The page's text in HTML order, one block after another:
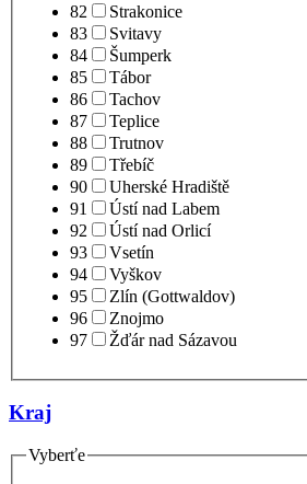
82
Strakonice
83
Svitavy
84
Šumperk
85
Tábor
86
Tachov
87
Teplice
88
Trutnov
89
Třebíč
90
Uherské Hradiště
91
Ústí nad Labem
92
Ústí nad Orlicí
93
Vsetín
94
Vyškov
95
Zlín (Gottwaldov)
96
Znojmo
97
Žďár nad Sázavou
Kraj
Vyberťe